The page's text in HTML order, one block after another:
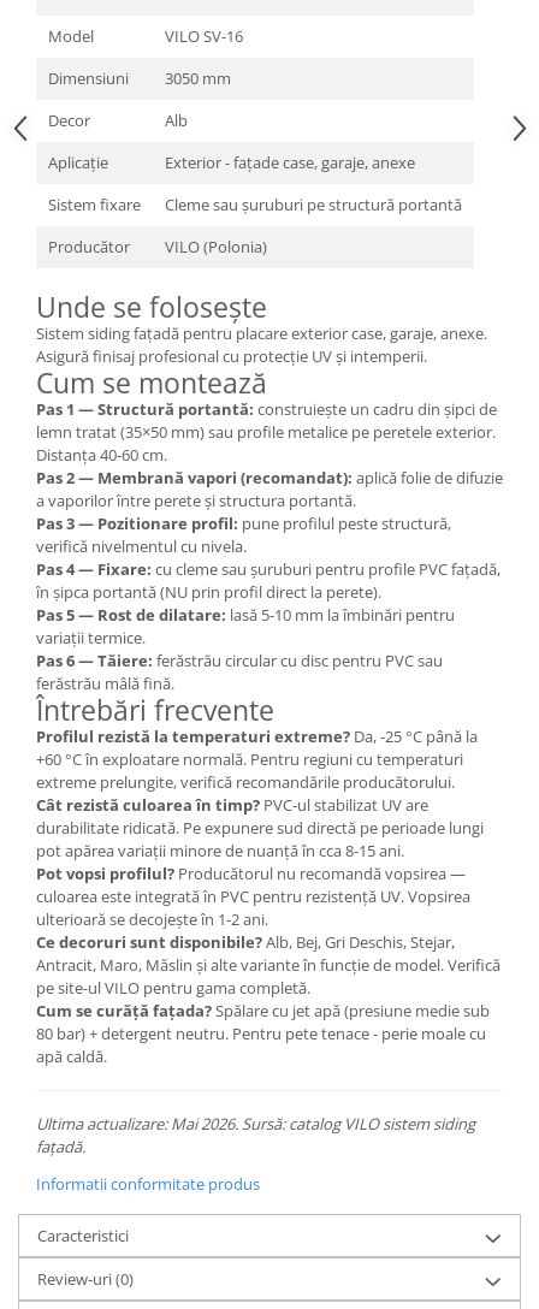
Model
VILO SV-16
Dimensiuni
3050 mm
Decor
Alb
Aplicație
Exterior - fațade case, garaje, anexe
Sistem fixare
Cleme sau șuruburi pe structură portantă
Producător
VILO (Polonia)
Unde se folosește
Sistem siding fațadă pentru placare exterior case, garaje, anexe.
Asigură finisaj profesional cu protecție UV și intemperii.
Cum se montează
Pas 1 — Structură portantă: construiește un cadru din șipci de
lemn tratat (35×50 mm) sau profile metalice pe peretele exterior.
Distanța 40-60 cm.
Pas 2 — Membrană vapori (recomandat): aplică folie de difuzie
a vaporilor între perete și structura portantă.
Pas 3 — Pozitionare profil: pune profilul peste structură,
verifică nivelmentul cu nivela.
Pas 4 — Fixare: cu cleme sau șuruburi pentru profile PVC fațadă,
în șipca portantă (NU prin profil direct la perete).
Pas 5 — Rost de dilatare: lasă 5-10 mm la îmbinări pentru
variații termice.
Pas 6 — Tăiere: ferăstrău circular cu disc pentru PVC sau
ferăstrău mâlă fină.
Întrebări frecvente
Profilul rezistă la temperaturi extreme? Da, -25 °C până la
+60 °C în exploatare normală. Pentru regiuni cu temperaturi
extreme prelungite, verifică recomandările producătorului.
Cât rezistă culoarea în timp? PVC-ul stabilizat UV are
durabilitate ridicată. Pe expunere sud directă pe perioade lungi
pot apărea variații minore de nuanță în cca 8-15 ani.
Pot vopsi profilul? Producătorul nu recomandă vopsirea —
culoarea este integrată în PVC pentru rezistență UV. Vopsirea
ulterioară se decojește în 1-2 ani.
Ce decoruri sunt disponibile?Alb, Bej, Gri Deschis, Stejar,
Antracit, Maro, Măslin și alte variante în funcție de model. Verifică
pe site-ul VILO pentru gama completă.
Cum se curăță fațada?Spălare cu jet apă (presiune medie sub
80 bar) + detergent neutru. Pentru pete tenace - perie moale cu
apă caldă.
Ultima actualizare: Mai 2026. Sursă: catalog VILO sistem siding
fațadă.
Informatii conformitate produs
Caracteristici
Review-uri(0)